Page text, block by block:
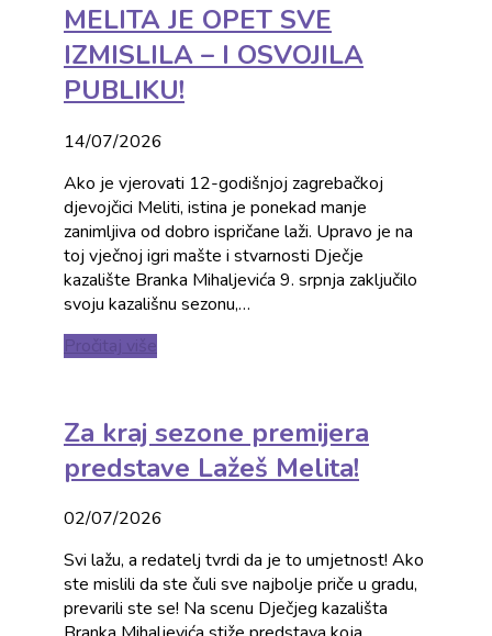
MELITA JE OPET SVE
IZMISLILA – I OSVOJILA
PUBLIKU!
14/07/2026
Ako je vjerovati 12-godišnjoj zagrebačkoj
djevojčici Meliti, istina je ponekad manje
zanimljiva od dobro ispričane laži. Upravo je na
toj vječnoj igri mašte i stvarnosti Dječje
kazalište Branka Mihaljevića 9. srpnja zaključilo
svoju kazališnu sezonu,…
Pročitaj više
Za kraj sezone premijera
predstave Lažeš Melita!
02/07/2026
Svi lažu, a redatelj tvrdi da je to umjetnost! Ako
ste mislili da ste čuli sve najbolje priče u gradu,
prevarili ste se! Na scenu Dječjeg kazališta